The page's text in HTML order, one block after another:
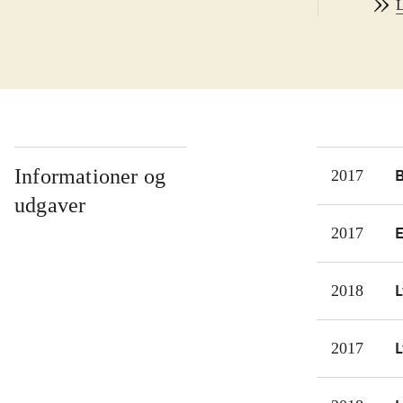
Informationer og
udgaver
2017
2017
2018
2017